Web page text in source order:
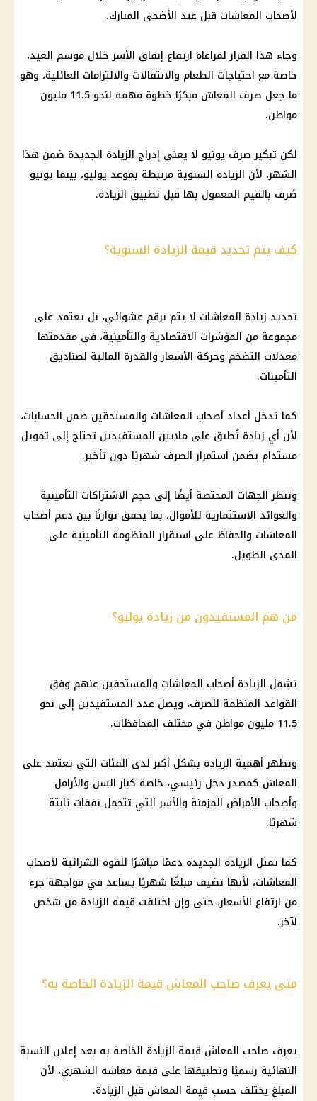
لأصحاب المعاشات قبل عيد الأضحى المبارك.
وجاء هذا القرار لمراعاة ارتفاع إنفاق الأسر خلال موسم العيد،
خاصة مع احتياجات الطعام والانتقالات والالتزامات العائلية، وهو
ما جعل صرف المعاش مبكرًا خطوة مهمة لنحو 11.5 مليون
مواطن.
لكن تبكير صرف يونيو لا يعني إدراج الزيادة الجديدة ضمن هذا
الشهر، لأن الزيادة السنوية مرتبطة بموعد يوليو، بينما يونيو
صُرف بالقيم المعمول بها قبل تطبيق الزيادة.
كيف يتم تحديد قيمة الزيادة السنوية؟
تحديد زيادة المعاشات لا يتم برقم عشوائي، بل يعتمد على
مجموعة من المؤشرات الاقتصادية والتأمينية، في مقدمتها
معدلات التضخم وحركة الأسعار والقدرة المالية لصناديق
التأمينات.
كما تدخل أعداد أصحاب المعاشات والمستحقين ضمن الحسابات،
لأن أي زيادة تُطبق على ملايين المستفيدين تحتاج إلى تمويل
مستدام يضمن استمرار الصرف شهريًا دون تأخير.
وتنظر الجهات المختصة أيضًا إلى حجم الاشتراكات التأمينية
والعوائد الاستثمارية للأموال، بما يحقق توازنًا بين دعم أصحاب
المعاشات والحفاظ على استقرار المنظومة التأمينية على
المدى الطويل.
من هم المستفيدون من زيادة يوليو؟
تشمل الزيادة أصحاب المعاشات والمستحقين عنهم وفق
القواعد المنظمة للصرف، ويصل عدد المستفيدين إلى نحو
11.5 مليون مواطن في مختلف المحافظات.
وتظهر أهمية الزيادة بشكل أكبر لدى الفئات التي تعتمد على
المعاش كمصدر دخل رئيسي، خاصة كبار السن والأرامل
وأصحاب الأمراض المزمنة والأسر التي تتحمل نفقات ثابتة
شهريًا.
كما تمثل الزيادة الجديدة دعمًا مباشرًا للقوة الشرائية لأصحاب
المعاشات، لأنها تضيف مبلغًا شهريًا يساعد في مواجهة جزء
من ارتفاع الأسعار، حتى وإن اختلفت قيمة الزيادة من شخص
لآخر.
متى يعرف صاحب المعاش قيمة الزيادة الخاصة به؟
يعرف صاحب المعاش قيمة الزيادة الخاصة به بعد إعلان النسبة
النهائية رسميًا وتطبيقها على قيمة معاشه الشهري، لأن
المبلغ يختلف حسب قيمة المعاش قبل الزيادة.